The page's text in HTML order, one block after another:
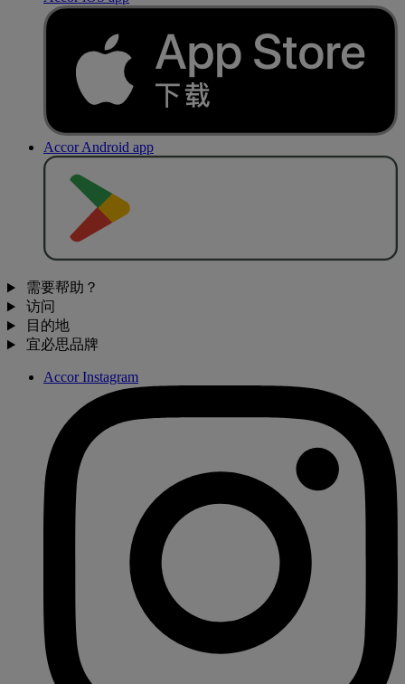
Accor Android app
需要帮助？
访问
目的地
宜必思品牌
Accor Instagram